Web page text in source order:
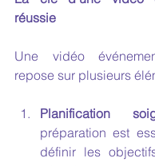
réussie
Une vidéo
repose sur plusieurs
Planification
préparation est
définir les